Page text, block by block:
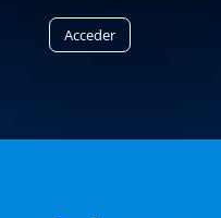
Acceder